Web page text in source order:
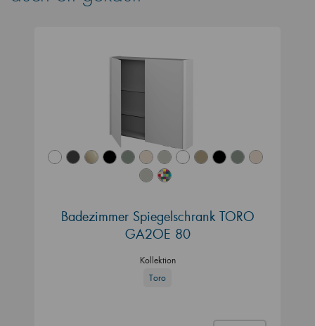
Badezimmer Spiegelschrank TORO
GA2OE 80
Kollektion
Toro